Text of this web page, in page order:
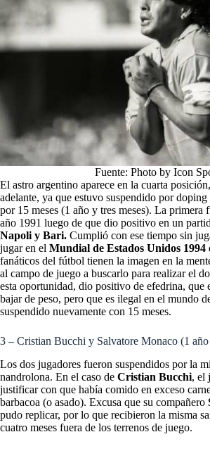
Fuente: Photo by Icon
El astro argentino aparece en la cuarta
adelante, ya que estuvo suspendido por
por 15 meses (1 año y tres meses). La primera
año 1991 luego de que dio positivo en un
Napoli y Bari. Cumplió con ese tiempo sin
jugar en el Mundial de Estados Unidos 1994
fanáticos del fútbol tienen la imagen en la
al campo de juego a buscarlo para realizar el
esta oportunidad, dio positivo de efedrina, que
bajar de peso, pero que es ilegal en el mundo
suspendido nuevamente con 15 meses.
3 – Cristian Bucchi y Salvatore Monaco (1 año
Los dos jugadores fueron suspendidos por la
nandrolona. En el caso de Cristian Bucchi, el
justificar con que había comido en exceso
barbacoa (o asado). Excusa que su compañero
pudo replicar, por lo que recibieron la misma
cuatro meses fuera de los terrenos de juego.